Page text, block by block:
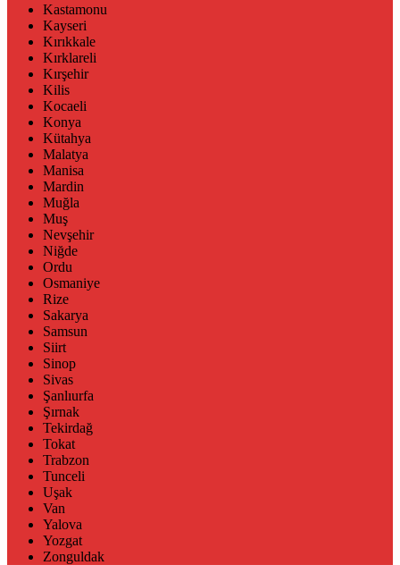
Kastamonu
Kayseri
Kırıkkale
Kırklareli
Kırşehir
Kilis
Kocaeli
Konya
Kütahya
Malatya
Manisa
Mardin
Muğla
Muş
Nevşehir
Niğde
Ordu
Osmaniye
Rize
Sakarya
Samsun
Siirt
Sinop
Sivas
Şanlıurfa
Şırnak
Tekirdağ
Tokat
Trabzon
Tunceli
Uşak
Van
Yalova
Yozgat
Zonguldak